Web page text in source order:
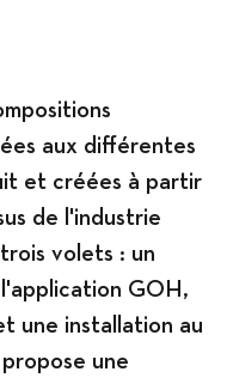
aux différentes
et créées à partir
de l'industrie
volets : un
GOH,
une installation au
une